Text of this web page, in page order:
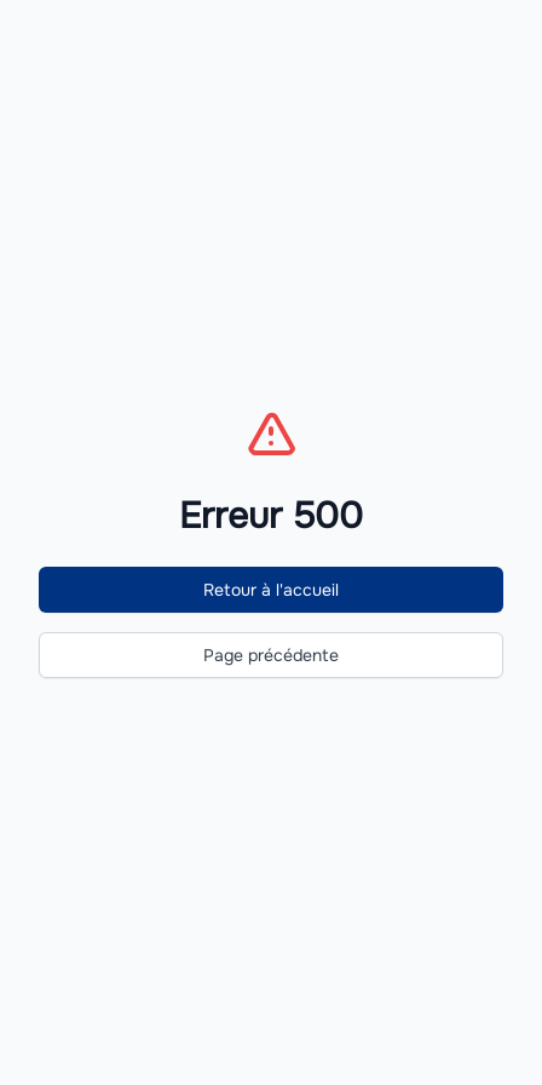
Erreur 500
Retour à l'accueil
Page précédente